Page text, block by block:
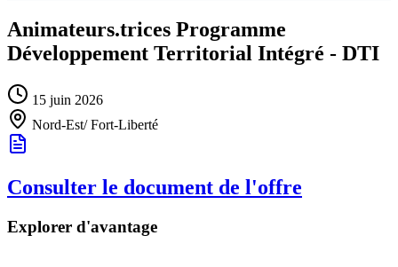
Animateurs.trices Programme
Développement Territorial Intégré - DTI
15 juin 2026
Nord-Est/ Fort-Liberté
Consulter le document de l'offre
Explorer d'avantage